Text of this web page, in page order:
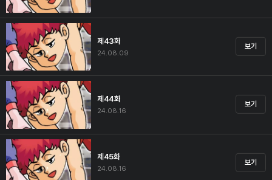
제43화
24.08.09
보기
제44화
24.08.16
보기
제45화
24.08.16
보기